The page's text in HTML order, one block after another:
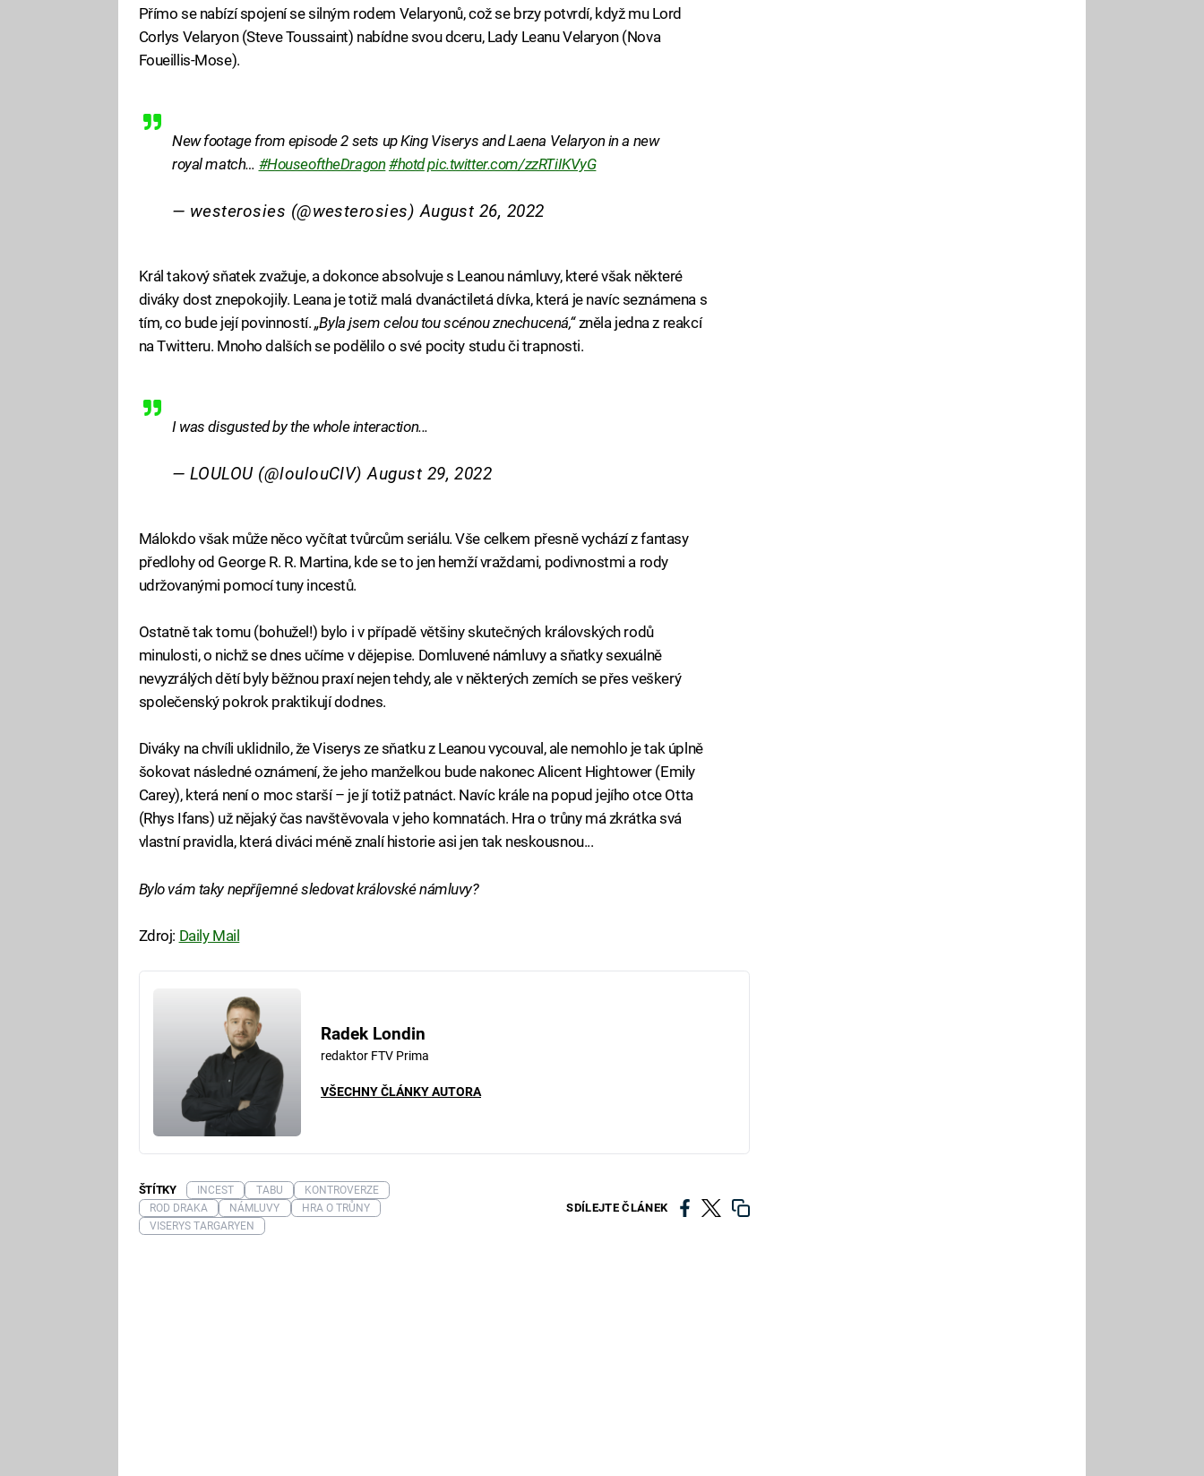
Přímo se nabízí spojení se silným rodem Velaryonů, což se brzy potvrdí, když mu Lord
Corlys Velaryon (Steve Toussaint) nabídne svou dceru, Lady Leanu Velaryon (Nova
Foueillis-Mose).
New footage from episode 2 sets up King Viserys and Laena Velaryon in a new
royal match… #HouseoftheDragon #hotdpic.twitter.com/zzRTiIKVyG
— westerosies (@westerosies)August 26, 2022
Král takový sňatek zvažuje, a dokonce absolvuje s Leanou námluvy, které však některé
diváky dost znepokojily. Leana je totiž malá dvanáctiletá dívka, která je navíc seznámena s
tím, co bude její povinností. „Byla jsem celou tou scénou znechucená,“zněla jedna z reakcí
na Twitteru. Mnoho dalších se podělilo o své pocity studu či trapnosti.
I was disgusted by the whole interaction...
— LOULOU (@loulouCIV)August 29, 2022
Málokdo však může něco vyčítat tvůrcům seriálu. Vše celkem přesně vychází z fantasy
předlohy od George R. R. Martina, kde se to jen hemží vraždami, podivnostmi a rody
udržovanými pomocí tuny incestů.
Ostatně tak tomu (bohužel!) bylo i v případě většiny skutečných královských rodů
minulosti, o nichž se dnes učíme v dějepise. Domluvené námluvy a sňatky sexuálně
nevyzrálých dětí byly běžnou praxí nejen tehdy, ale v některých zemích se přes veškerý
společenský pokrok praktikují dodnes.
Diváky na chvíli uklidnilo, že Viserys ze sňatku z Leanou vycouval, ale nemohlo je tak úplně
šokovat následné oznámení, že jeho manželkou bude nakonec Alicent Hightower (Emily
Carey), která není o moc starší – je jí totiž patnáct. Navíc krále na popud jejího otce Otta
(Rhys Ifans) už nějaký čas navštěvovala v jeho komnatách. Hra o trůny má zkrátka svá
vlastní pravidla, která diváci méně znalí historie asi jen tak neskousnou...
Bylo vám taky nepříjemné sledovat královské námluvy?
Zdroj: Daily Mail
Radek Londin
redaktor FTV Prima
VŠECHNY ČLÁNKY AUTORA
SDÍLEJTE ČLÁNEK
ŠTÍTKY INCEST TABU
KONTROVERZE
ROD DRAKA
NÁMLUVY
HRA O TRŮNY
VISERYS TARGARYEN